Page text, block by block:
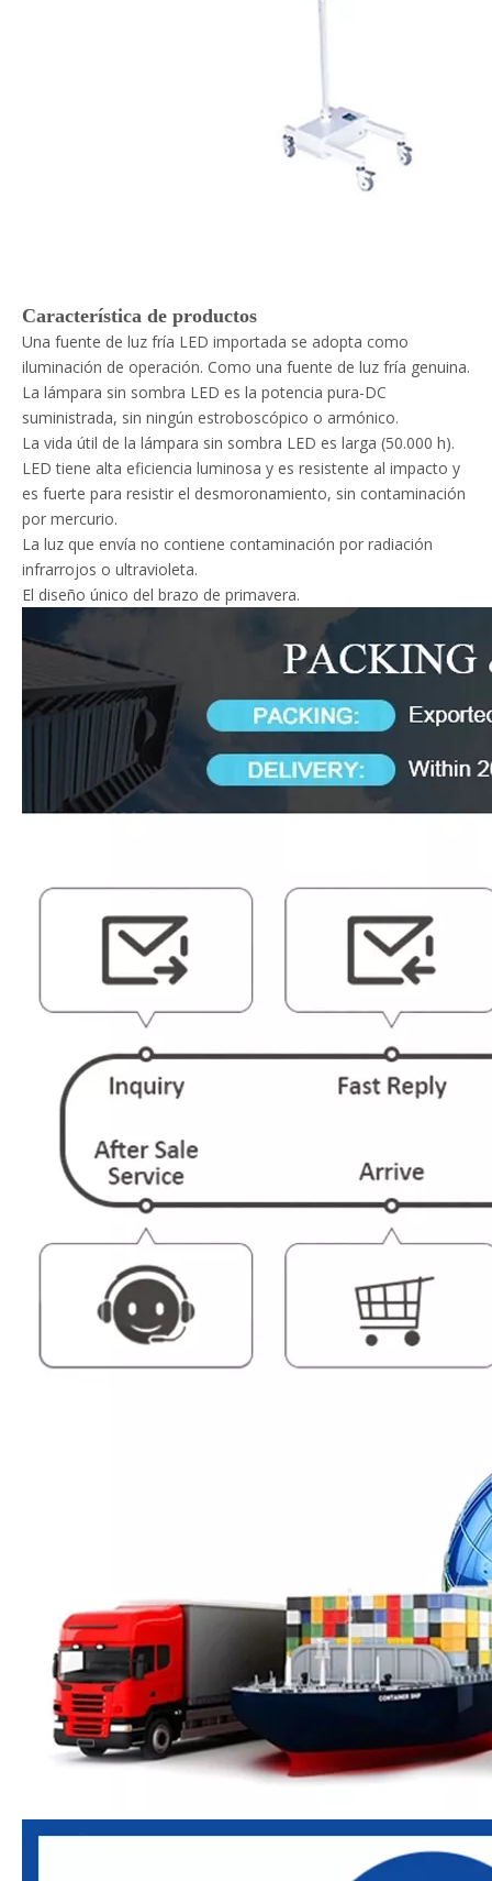
Característica de productos
Una fuente de luz fría LED importada se adopta como
iluminación de operación. Como una fuente de luz fría genuina.
La lámpara sin sombra LED es la potencia pura-DC
suministrada, sin ningún estroboscópico o armónico.
La vida útil de la lámpara sin sombra LED es larga (50.000 h).
LED tiene alta eficiencia luminosa y es resistente al impacto y
es fuerte para resistir el desmoronamiento, sin contaminación
por mercurio.
La luz que envía no contiene contaminación por radiación
infrarrojos o ultravioleta.
El diseño único del brazo de primavera.